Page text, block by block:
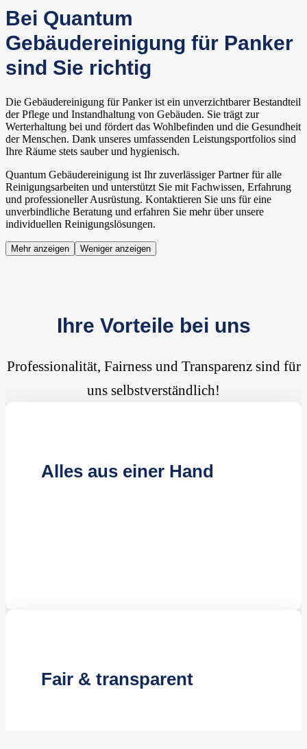
Bei Quantum
Gebäudereinigung für Panker
sind Sie richtig
Die Gebäudereinigung für Panker ist ein unverzichtbarer Bestandteil
der Pflege und Instandhaltung von Gebäuden. Sie trägt zur
Werterhaltung bei und fördert das Wohlbefinden und die Gesundheit
der Menschen. Dank unseres umfassenden Leistungsportfolios sind
Ihre Räume stets sauber und hygienisch.
Quantum Gebäudereinigung ist Ihr zuverlässiger Partner für alle
Reinigungsarbeiten und unterstützt Sie mit Fachwissen, Erfahrung
und professioneller Ausrüstung. Kontaktieren Sie uns für eine
unverbindliche Beratung und erfahren Sie mehr über unsere
individuellen Reinigungslösungen.
Mehr anzeigen Weniger anzeigen
Ihre Vorteile bei uns
Professionalität, Fairness und Transparenz sind für
uns selbstverständlich!
Alles aus einer Hand
Fair & transparent